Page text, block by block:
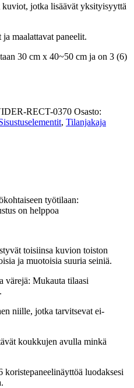
jotka lisäävät yksityisyyttä
maalattavat paneelit.
30 cm x 40~50 cm ja on 3 (6)
RECT-0370 Osasto:
, Tilanjakaja
työtilaan:
on helppoa
toisiinsa kuvion toiston
ja muotoisia suuria seiniä.
värejä: Mukauta tilaasi
niille, jotka tarvitsevat ei-
koukkujen avulla minkä
luodaksesi